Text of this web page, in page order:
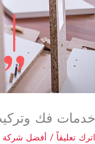
خدمات فك
اترك تعليقاً / أفضل